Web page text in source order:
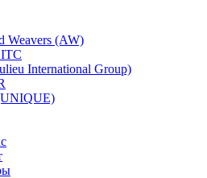
Weavers (AW)
International Group)